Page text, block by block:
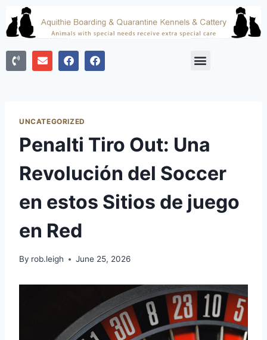
UNCATEGORIZED
Penalti Tiro Out: Una
Revolución del Soccer
en estos Sitios de juego
en Red
By rob.leigh June 25, 2026